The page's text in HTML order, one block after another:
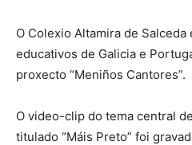
O Colexio Altamira de
educativos de Galicia e
proxecto “Meniños Cantores”.
O video-clip do tema central
titulado “Máis Preto” foi